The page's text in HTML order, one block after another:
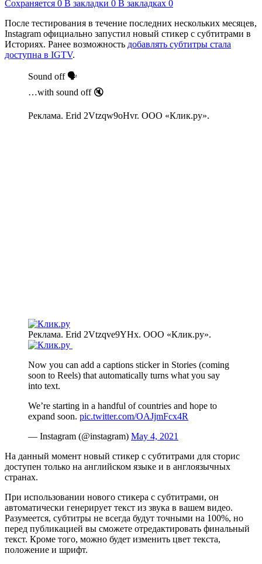
Сохраняется 0 В закладки 0 В закладках 0
После тестирования в течение последних нескольких месяцев,
Instagram официально запустил новый стикер с субтитрами в
Историях. Ранее возможность добавлять субтитры стала
доступна в IGTV.
Sound off 🗣
…with sound off 🔇
Реклама. Erid 2Vtzqw9oHvr. ООО «Клик.ру».
Реклама. Erid 2Vtzqve9YHx. ООО «Клик.ру».
Now you can add a captions sticker in Stories (coming
soon to Reels) that automatically turns what you say
into text.
We’re starting in a handful of countries and hope to
expand soon. pic.twitter.com/OAJjmFcx4R
— Instagram (@instagram) May 4, 2021
На данный момент новый стикер с субтитрами для сторис
доступен только на английском языке и в англоязычных
странах.
При использовании нового стикера с субтитрами, он
автоматически генерирует текст из звука в вашем видео.
Разумеется, субтитры не всегда будут точными на 100%, но
перед публикацией вы сможете отредактировать финальный
текст. Кроме того, можно будет изменить цвет текста,
положение и шрифт.